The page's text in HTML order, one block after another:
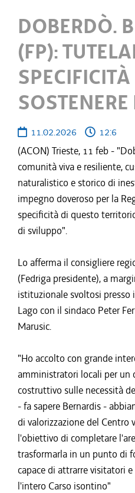
DOBERDÒ.
(FP):
SPECIFICITÀ
11.02.2026
12:6
(ACON) Trieste, 11 feb -
comunità viva e resiliente,
naturalistico e storico di
impegno doveroso per la
specificità di questo
di sviluppo".
Lo afferma il consigliere
(Fedriga presidente), a
istituzionale svoltosi
Lago con il sindaco Peter
Marusic.
"Ho accolto con grande
amministratori locali per un
costruttivo sulle necessità
- fa sapere Bernardis -
di valorizzazione del Centro
l'obiettivo di completare
trasformarla in un punto di
capace di attrarre visitatori
l'intero Carso isontino"